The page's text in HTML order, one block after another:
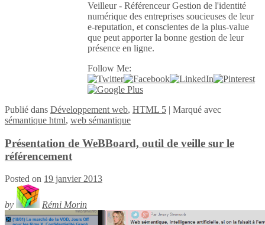
Veilleur - Référenceur Gestion de l'identité
numérique des entreprises soucieuses de leur
e-reputation, et conscientes de la plus-value
que peut apporter la bonne gestion de leur
présence en ligne.
Follow Me:
Publié dans Développement web, HTML 5 | Marqué avec
sémantique html, web sémantique
Présentation de WeBBoard, outil de veille sur le
référencement
Posted on 19 janvier 2013
by Rémi Morin